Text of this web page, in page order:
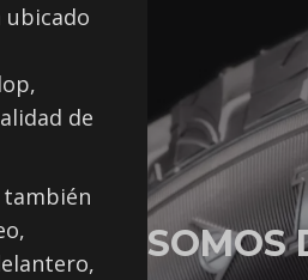
de
también
SOMOS